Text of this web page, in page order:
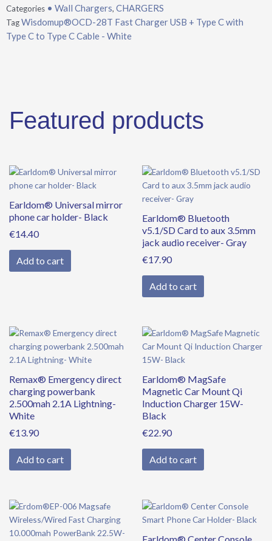
with
Type
C
White
Categories • Wall Chargers, CHARGERS
TagWisdomup®OCD-28T Fast Charger USB + Type C with
Type C to Type C Cable - White
Featured products
Earldom® Universal mirror
phone car holder- Black
€14.40
Add to cart
Earldom® Bluetooth
v5.1/SD Card to aux 3.5mm
jack audio receiver- Gray
€17.90
Add to cart
Remax® Emergency direct
charging powerbank
2.500mah 2.1A Lightning-
White
€13.90
Add to cart
Earldom® MagSafe
Magnetic Car Mount Qi
Induction Charger 15W-
Black
€22.90
Add to cart
Original
price
was:
Current
price
is: